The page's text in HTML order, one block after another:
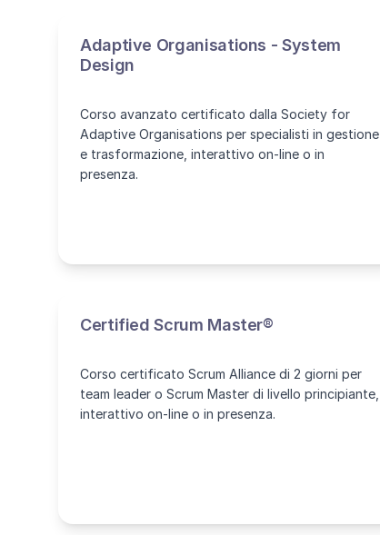
Adaptive Organisations - System
Design
Corso avanzato certificato dalla Society for
Adaptive Organisations per specialisti in gestione
e trasformazione, interattivo on-line o in
presenza.
Certified Scrum Master®
Corso certificato Scrum Alliance di 2 giorni per
team leader o Scrum Master di livello principiante,
interattivo on-line o in presenza.